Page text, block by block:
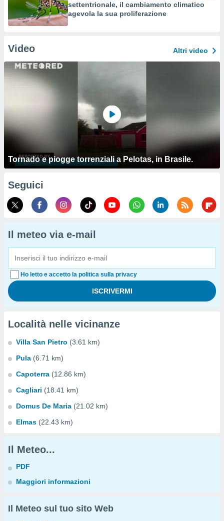
settentrionale, il cambiamento climatico
agevola la sua proliferazione
Video Altri video
Tornado e piogge torrenziali a Pelotas, in Brasile.
Seguici
Il meteo via e-mail
Ho letto e accetto la politica sulla privacy
Località nelle vicinanze
Villa San Pietro (3.61 km)
Pula (6.71 km)
Capoterra (12.86 km)
Cagliari (18.41 km)
Domus De Maria (21.02 km)
Elmas (22.43 km)
Il Meteo...
PDF
Maggiori informazioni
Il Meteo sul tuo sito Web